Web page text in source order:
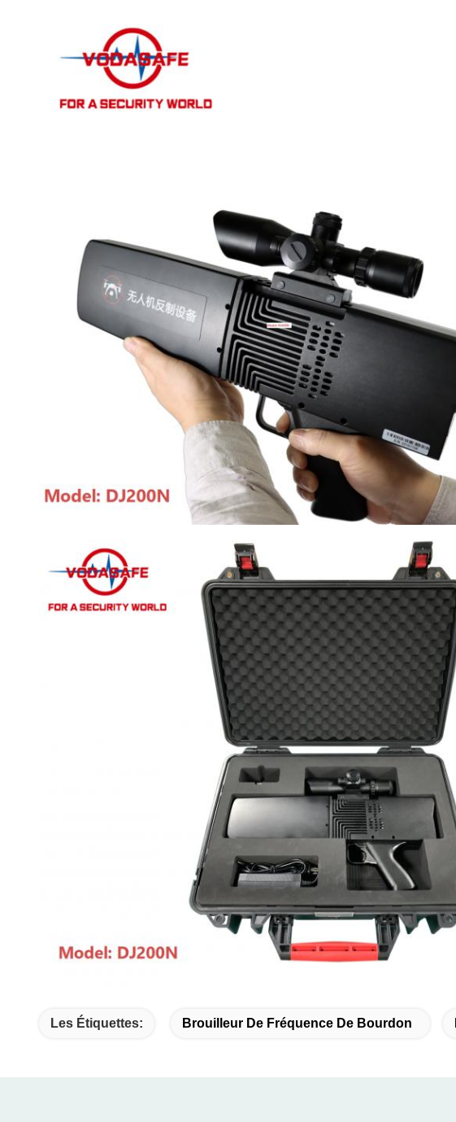
Les Étiquettes: Brouilleur De Fréquence De Bourdon